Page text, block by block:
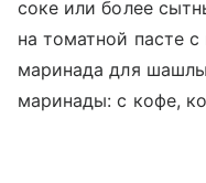
соке или более
на томатной пасте
маринада для
маринады: с кофе,